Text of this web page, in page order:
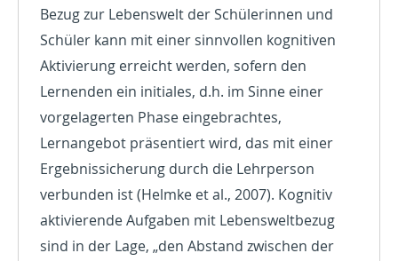
Bezug zur Lebenswelt der Schülerinnen und
Schüler kann mit einer sinnvollen kognitiven
Aktivierung erreicht werden, sofern den
Lernenden ein initiales, d.h. im Sinne einer
vorgelagerten Phase eingebrachtes,
Lernangebot präsentiert wird, das mit einer
Ergebnissicherung durch die Lehrperson
verbunden ist (Helmke et al., 2007). Kognitiv
aktivierende Aufgaben mit Lebensweltbezug
sind in der Lage, „den Abstand zwischen der